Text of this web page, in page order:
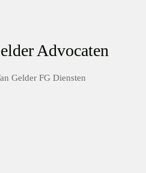
Advocaten
Gelder FG Diensten